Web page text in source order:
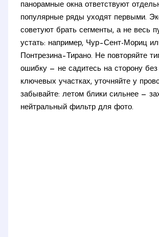
панорамные окна ответствуют
популярные ряды уходят первыми.
советуют брать сегменты, а не весь
устать: например, Чур–Сент-Мориц
Понтрезина–Тирано. Не повторяйте
ошибку — не садитесь на сторону
ключевых участках, уточняйте у
забывайте: летом блики сильнее —
нейтральный фильтр для фото.